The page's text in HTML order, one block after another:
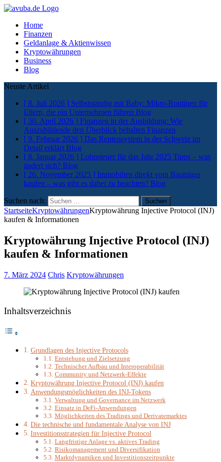
Home
Finanzen
Geldanlage & Aktienwissen
Kryptowährungen
Business
Blog
Neuste Artikel
[ 8. Juli 2026 ] Selbstständig mit Baby: Mikro-Routinen für
Eltern, die ein Unternehmen führen Blog
[ 30. April 2026 ] Finanzen in der Ausbildung: Wie
Auszubildende den Überblick behalten Finanzen
[ 9. Februar 2026 ] Das Rentensystem in der Schweiz im
Detail erklärt Blog
[ 8. Januar 2026 ] Lohnsteuer für das Jahr 2025 Tipps – was
ändert sich? Blog
[ 26. November 2025 ] Immobilien direkt vom Bauträger
kaufen – was gibt es dabei zu beachten? Blog
Suchen nach:
StartseiteKryptowährungenKryptowährung Injective Protocol (INJ)
kaufen & Informationen
Kryptowährung Injective Protocol (INJ)
kaufen & Informationen
7. März 2024 Chris Kryptowährungen
Inhaltsverzeichnis
Grundlagen des Injective Protocols
Entstehung und Zielsetzung
Technischer Aufbau und Interoperabilität
Community und Netzwerk-Effekte
Kryptowährung Injective Protocol (INJ) kaufen
Anwendungsmöglichkeiten des INJ-Tokens
Verwaltung und Governance im Netzwerk
Einsatz in DeFi-Anwendungen
Möglichkeiten des Tradings und Derivatemarktes
Die technische und fundamentale Analyse von INJ
Investitionsstrategien für Injective Protocol
Langfristige Anlage vs. aktives Trading
Risikomanagement und Diversifikation
Marktdynamiken und Investitionszeitpunkte